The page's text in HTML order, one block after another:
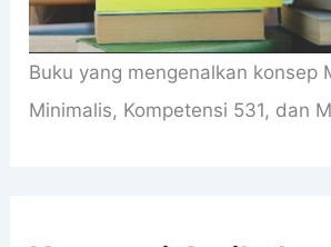
Buku yang mengenalkan konsep
Minimalis, Kompetensi 531, dan